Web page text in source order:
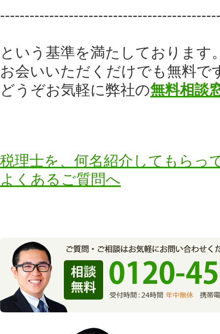
という基準を満たしております
お会いいただくだけでも無料で
どうぞお気軽に弊社の無料相談
税理士を、何名紹介してもらっ
よくあるご質問へ